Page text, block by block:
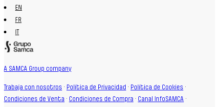
EN
FR
A SAMCA Group company
Trabaja con nosotros · Política de Privacidad · Política de Cookies ·
Condiciones de Venta · Condiciones de Compra · Canal InfoSAMCA ·